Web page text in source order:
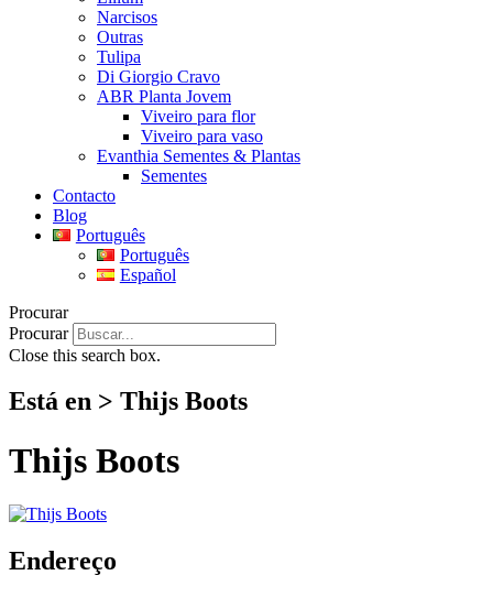
Narcisos
Outras
Tulipa
Di Giorgio Cravo
ABR Planta Jovem
Viveiro para flor
Viveiro para vaso
Evanthia Sementes & Plantas
Sementes
Contacto
Blog
Português
Português
Español
Procurar
Procurar
Close this search box.
Está en > Thijs Boots
Thijs Boots
Endereço